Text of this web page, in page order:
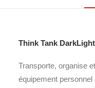
Think Tank
Transporte, organise
équipement